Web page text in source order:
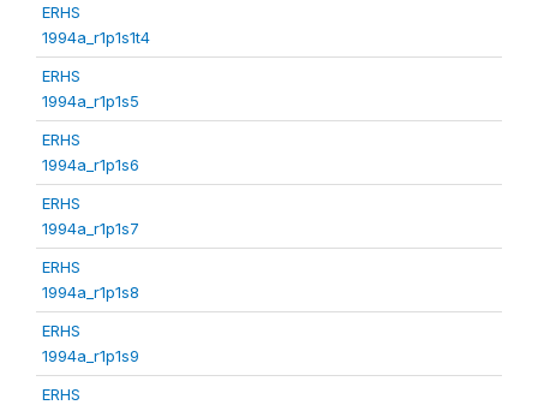
ERHS
1994a_r1p1s1t4
ERHS
1994a_r1p1s5
ERHS
1994a_r1p1s6
ERHS
1994a_r1p1s7
ERHS
1994a_r1p1s8
ERHS
1994a_r1p1s9
ERHS